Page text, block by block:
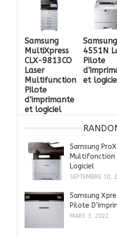
Samsung
MultiXpress
CLX-9813CO
Laser
Multifunction
Pilote
d’imprimante
et logiciel
4551N
Pilote
et
Samsung
Multifonction
Logiciel
SEPTEMBRE 10,
Samsung
Pilote
MARS 3, 2022